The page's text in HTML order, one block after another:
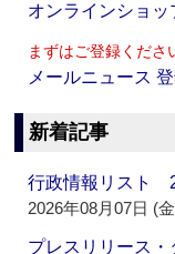
オンラインショッ
まずはご登録くださ
メールニュース 登
新着記事
行政情報リスト
2026年08月07日 (
プレスリリース